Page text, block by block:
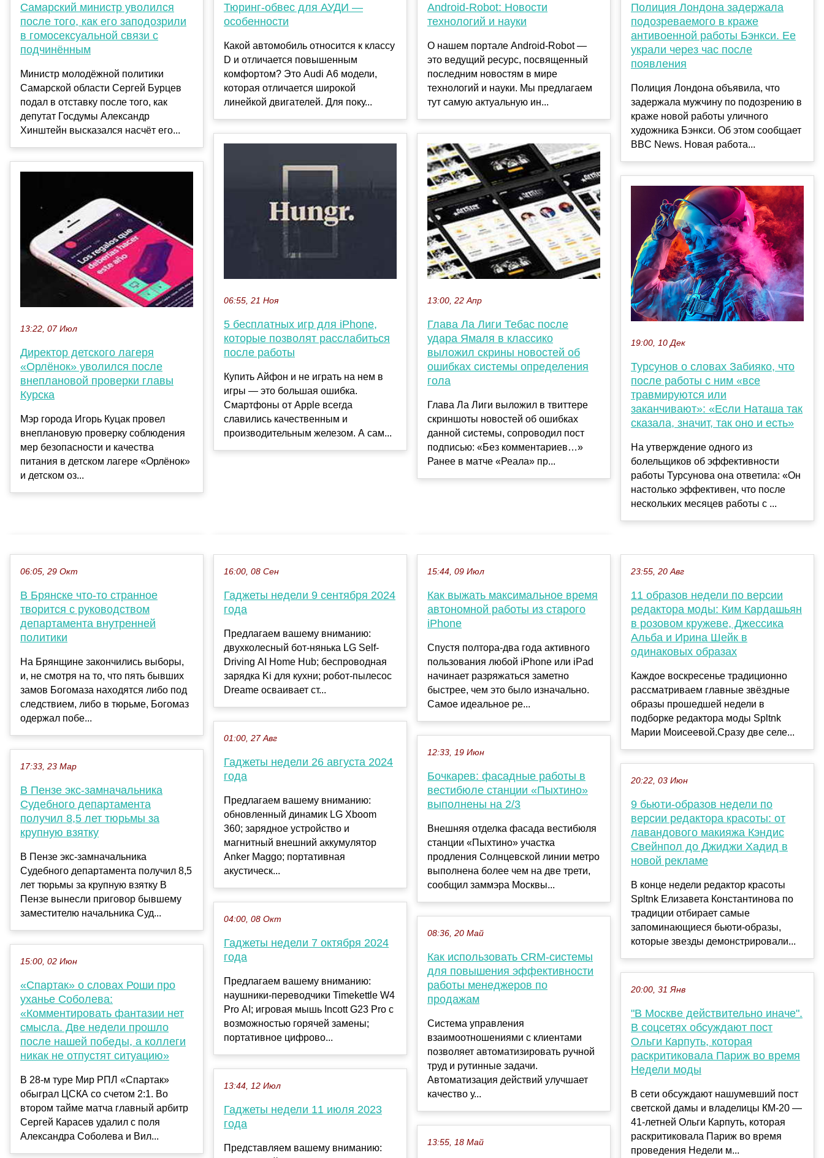
Самарский министр уволился
после того, как его заподозрили
в гомосексуальной связи с
подчинённым
Министр молодёжной политики
Самарской области Сергей Бурцев
подал в отставку после того, как
депутат Госдумы Александр
Хинштейн высказался насчёт его...
13:22, 07 Июл
Директор детского лагеря
«Орлёнок» уволился после
внеплановой проверки главы
Курска
Мэр города Игорь Куцак провел
внеплановую проверку соблюдения
мер безопасности и качества
питания в детском лагере «Орлёнок»
и детском оз...
Тюринг-обвес для АУДИ —
особенности
Какой автомобиль относится к классу
D и отличается повышенным
комфортом? Это Audi А6 модели,
которая отличается широкой
линейкой двигателей. Для поку...
06:55, 21 Ноя
5 бесплатных игр для iPhone,
которые позволят расслабиться
после работы
Купить Айфон и не играть на нем в
игры — это большая ошибка.
Смартфоны от Apple всегда
славились качественным и
производительным железом. А сам...
Android-Robot: Новости
технологий и науки
О нашем портале Android-Robot —
это ведущий ресурс, посвященный
последним новостям в мире
технологий и науки. Мы предлагаем
тут самую актуальную ин...
13:00, 22 Апр
Глава Ла Лиги Тебас после
удара Ямаля в классико
выложил скрины новостей об
ошибках системы определения
гола
Глава Ла Лиги выложил в твиттере
скриншоты новостей об ошибках
данной системы, сопроводил пост
подписью: «Без комментариев…»
Ранее в матче «Реала» пр...
Полиция Лондона задержала
подозреваемого в краже
антивоенной работы Бэнкси. Ее
украли через час после
появления
Полиция Лондона объявила, что
задержала мужчину по подозрению в
краже новой работы уличного
художника Бэнкси. Об этом сообщает
BBC News. Новая работа...
19:00, 10 Дек
Турсунов о словах Забияко, что
после работы с ним «все
травмируются или
заканчивают»: «Если Наташа так
сказала, значит, так оно и есть»
На утверждение одного из
болельщиков об эффективности
работы Турсунова она ответила: «Он
настолько эффективен, что после
нескольких месяцев работы с ...
06:05, 29 Окт
В Брянске что-то странное
творится с руководством
департамента внутренней
политики
На Брянщине закончились выборы,
и, не смотря на то, что пять бывших
замов Богомаза находятся либо под
следствием, либо в тюрьме, Богомаз
одержал побе...
17:33, 23 Мар
В Пензе экс-замначальника
Судебного департамента
получил 8,5 лет тюрьмы за
крупную взятку
В Пензе экс-замначальника
Судебного департамента получил 8,5
лет тюрьмы за крупную взятку В
Пензе вынесли приговор бывшему
заместителю начальника Суд...
15:00, 02 Июн
«Спартак» о словах Роши про
уханье Соболева:
«Комментировать фантазии нет
смысла. Две недели прошло
после нашей победы, а коллеги
никак не отпустят ситуацию»
В 28-м туре Мир РПЛ «Спартак»
обыграл ЦСКА со счетом 2:1. Во
втором тайме матча главный арбитр
Сергей Карасев удалил с поля
Александра Соболева и Вил...
16:00, 08 Сен
Гаджеты недели 9 сентября 2024
года
Предлагаем вашему вниманию:
двухколесный бот-нянька LG Self-
Driving AI Home Hub; беспроводная
зарядка Ki для кухни; робот-пылесос
Dreame осваивает ст...
01:00, 27 Авг
Гаджеты недели 26 августа 2024
года
Предлагаем вашему вниманию:
обновленный динамик LG Xboom
360; зарядное устройство и
магнитный внешний аккумулятор
Anker Maggo; портативная
акустическ...
04:00, 08 Окт
Гаджеты недели 7 октября 2024
года
Предлагаем вашему вниманию:
наушники-переводчики Timekettle W4
Pro AI; игровая мышь Incott G23 Pro с
возможностью горячей замены;
портативное цифрово...
13:44, 12 Июл
Гаджеты недели 11 июля 2023
года
Представляем вашему вниманию:
15:44, 09 Июл
Как выжать максимальное время
автономной работы из старого
iPhone
Спустя полтора-два года активного
пользования любой iPhone или iPad
начинает разряжаться заметно
быстрее, чем это было изначально.
Самое идеальное ре...
12:33, 19 Июн
Бочкарев: фасадные работы в
вестибюле станции «Пыхтино»
выполнены на 2/3
Внешняя отделка фасада вестибюля
станции «Пыхтино» участка
продления Солнцевской линии метро
выполнена более чем на две трети,
сообщил заммэра Москвы...
08:36, 20 Май
Как использовать CRM-системы
для повышения эффективности
работы менеджеров по
продажам
Система управления
взаимоотношениями с клиентами
позволяет автоматизировать ручной
труд и рутинные задачи.
Автоматизация действий улучшает
качество у...
13:55, 18 Май
23:55, 20 Авг
11 образов недели по версии
редактора моды: Ким Кардашьян
в розовом кружеве, Джессика
Альба и Ирина Шейк в
одинаковых образах
Каждое воскресенье традиционно
рассматриваем главные звёздные
образы прошедшей недели в
подборке редактора моды Spltnk
Марии Моисеевой.Сразу две селе...
20:22, 03 Июн
9 бьюти-образов недели по
версии редактора красоты: от
лавандового макияжа Кэндис
Свейнпол до Джиджи Хадид в
новой рекламе
В конце недели редактор красоты
Spltnk Елизавета Константинова по
традиции отбирает самые
запоминающиеся бьюти-образы,
которые звезды демонстрировали...
20:00, 31 Янв
"В Москве действительно иначе".
В соцсетях обсуждают пост
Ольги Карпуть, которая
раскритиковала Париж во время
Недели моды
В сети обсуждают нашумевший пост
светской дамы и владелицы КМ-20 —
41-летней Ольги Карпуть, которая
раскритиковала Париж во время
проведения Недели м...